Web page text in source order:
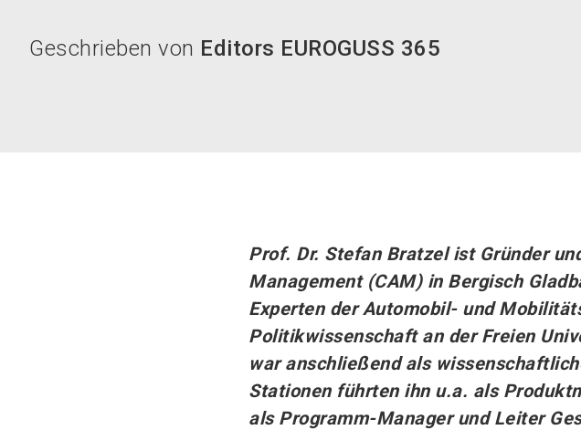
Geschrieben von Editors EUROGUSS 365
Prof. Dr. Stefan Bratzel ist Gründer
Management (CAM) in Bergisch
Experten der Automobil- und
Politikwissenschaft an der Freien
war anschließend als
Stationen führten ihn u.a. als
als Programm-Manager und Leiter